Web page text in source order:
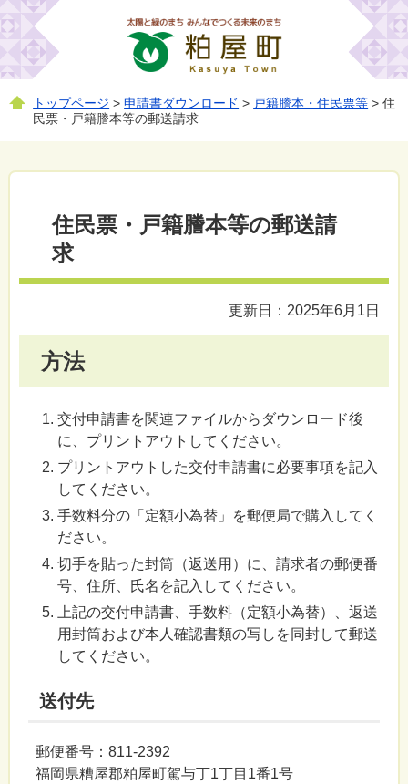
トップページ >申請書ダウンロード > 戸籍謄本・住民票等 > 住
民票・戸籍謄本等の郵送請求
住民票・戸籍謄本等の郵送請
求
更新日：2025年6月1日
方法
交付申請書を関連ファイルからダウンロード後
に、プリントアウトしてください。
プリントアウトした交付申請書に必要事項を記入
してください。
手数料分の「定額小為替」を郵便局で購入してく
ださい。
切手を貼った封筒（返送用）に、請求者の郵便番
号、住所、氏名を記入してください。
上記の交付申請書、手数料（定額小為替）、返送
用封筒および本人確認書類の写しを同封して郵送
してください。
送付先
郵便番号：811-2392
福岡県糟屋郡粕屋町駕与丁1丁目1番1号